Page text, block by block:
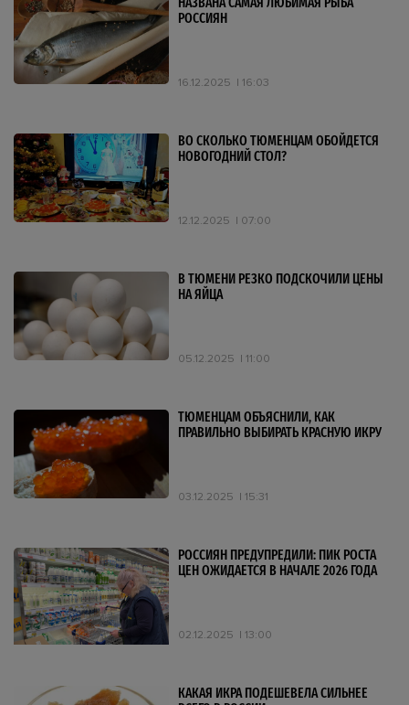
РОССИЯН
16.12.2025 16:03
ВО СКОЛЬКО ТЮМЕНЦАМ ОБОЙДЕТСЯ
НОВОГОДНИЙ СТОЛ?
12.12.2025 07:00
В ТЮМЕНИ РЕЗКО ПОДСКОЧИЛИ ЦЕНЫ
НА ЯЙЦА
05.12.2025 11:00
ТЮМЕНЦАМ ОБЪЯСНИЛИ, КАК
ПРАВИЛЬНО ВЫБИРАТЬ КРАСНУЮ ИКРУ
03.12.2025 15:31
РОССИЯН ПРЕДУПРЕДИЛИ: ПИК РОСТА
ЦЕН ОЖИДАЕТСЯ В НАЧАЛЕ 2026 ГОДА
02.12.2025 13:00
КАКАЯ ИКРА ПОДЕШЕВЕЛА СИЛЬНЕЕ